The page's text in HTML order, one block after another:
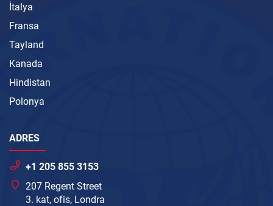
İtalya
Fransa
Tayland
Kanada
Hindistan
Polonya
ADRES
+1 205 855 3153
207 Regent Street
3. kat, ofis, Londra